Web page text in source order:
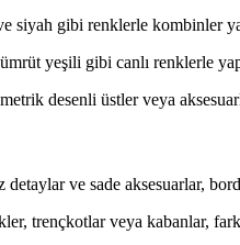
siyah gibi renklerle kombinler
yeşili gibi canlı renklerle
desenli üstler veya
detaylar ve sade aksesuarlar,
trençkotlar veya kabanlar,